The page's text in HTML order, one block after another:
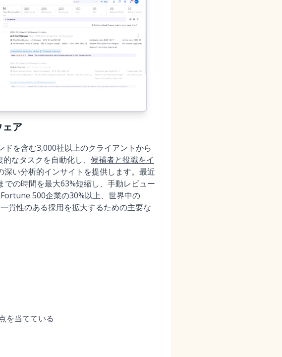
ア
を含む3,000社以上のクライアントから
なタスクを自動化し、 候補者と役職をイ
い分析的インサイトを提供します。最近
の時間を最大63%短縮し、手動レビュー
500企業の30%以上、世界中の
貫性のある採用を拡大するための主要な
を当てている